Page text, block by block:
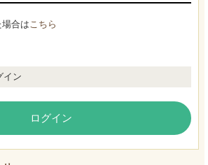
合はこちら
イン
ログイン